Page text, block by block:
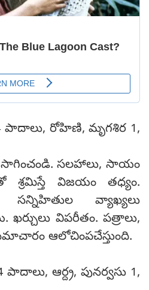
4 పాదాలు, రోహిణి, మృగశిర 1,
సలహాలు, సాయం
శ్రమిస్తే విజయం తధ్యం.
సన్నిహితుల వ్యాఖ్యలు
విపరీతం. పత్రాలు,
సమాచారం ఆలోచింపచేస్తుంది.
ఆర్ద్ర, పునర్వసు 1,